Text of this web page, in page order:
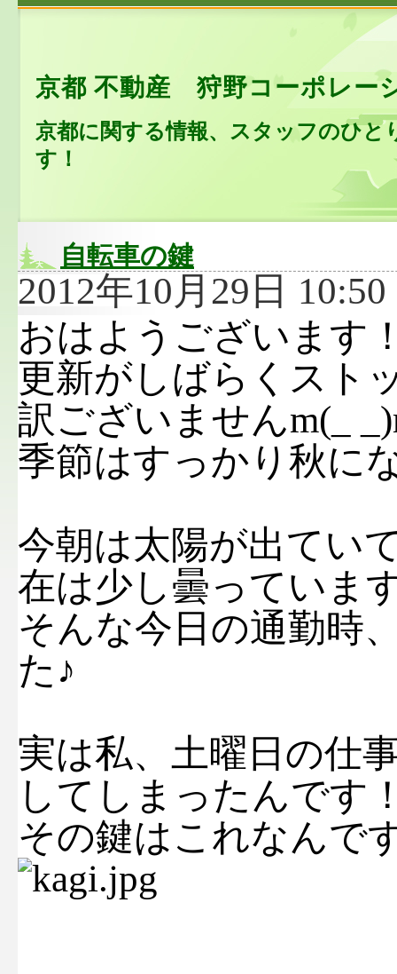
京都 不動産 狩野コーポレー
京都に関する情報、スタッフのひと
す！
自転車の鍵
2012年10月29日 10:50
おはようございます
更新がしばらくスト
訳ございませんm(_
季節はすっかり秋に
今朝は太陽が出てい
在は少し曇っていま
そんな今日の通勤時
た♪
実は私、土曜日の仕
してしまったんです
その鍵はこれなんで